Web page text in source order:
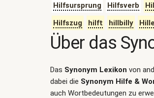
Hilfsursprung
Hilfsverb
Hilfszug
hilft hillbilly
Über das
Das Synonym Lexikon von
dabei die Synonym Hilfe &
auch Wortbedeutungen zu